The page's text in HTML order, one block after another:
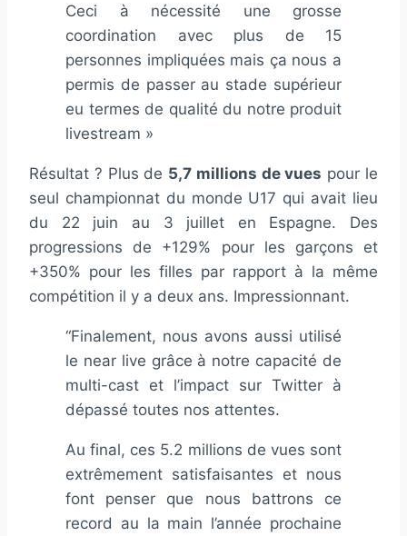
Ceci à nécessité une grosse
coordination avec plus de 15
personnes impliquées mais ça nous a
permis de passer au stade supérieur
eu termes de qualité du notre produit
livestream »
Résultat ? Plus de 5,7 millions de vues pour le
seul championnat du monde U17 qui avait lieu
du 22 juin au 3 juillet en Espagne. Des
progressions de +129% pour les garçons et
+350% pour les filles par rapport à la même
compétition il y a deux ans. Impressionnant.
“Finalement, nous avons aussi utilisé
le near live grâce à notre capacité de
multi-cast et l’impact sur Twitter à
dépassé toutes nos attentes.
Au final, ces 5.2 millions de vues sont
extrêmement satisfaisantes et nous
font penser que nous battrons ce
record au la main l’année prochaine